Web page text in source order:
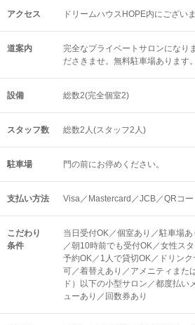
アクセス ドリームハウスHOPE内にございま
道案内
完全なプライベートサロンになり
ださきませ。無料駐車場あります。
設備 総数2(完全個室2)
スタッフ数 総数2人(スタッフ2人)
駐車場 門の前にお停めください。
支払い方法 Visa／Mastercard／JCB／QRコ
こだわり
条件
当日受付OK／個室あり／駐車場
／朝10時前でも受付OK／女性ス
予約OK／1人で貸切OK／ドリン
可／着替えあり／アメニティまた
ド）以下の小型サロン／都度払い
ューあり／回数券あり